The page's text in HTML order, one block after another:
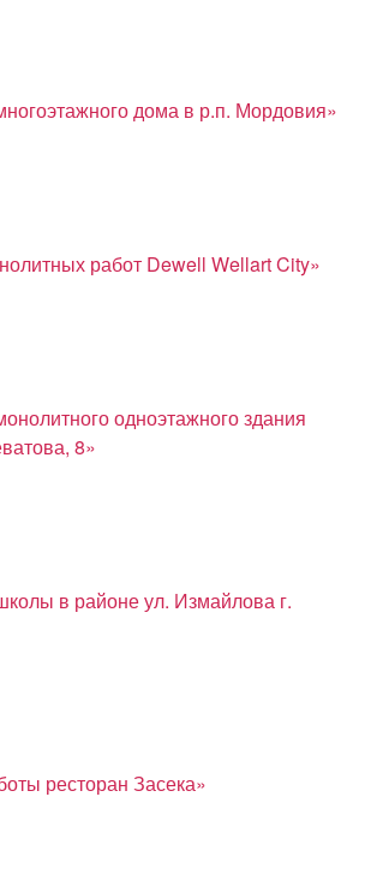
дома в р.п. Мордовия»
работ Dewell Wellart City»
одноэтажного здания
8»
в районе ул. Измайлова г.
ресторан Засека»